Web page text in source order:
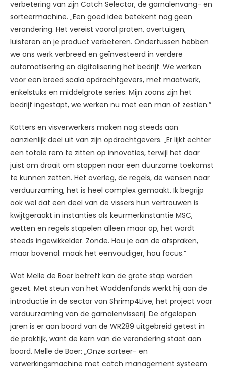
verbetering van zijn Catch Selector, de garnalenvang- en
sorteermachine. „Een goed idee betekent nog geen
verandering. Het vereist vooral praten, overtuigen,
luisteren en je product verbeteren. Ondertussen hebben
we ons werk verbreed en geïnvesteerd in verdere
automatisering en digitalisering het bedrijf. We werken
voor een breed scala opdrachtgevers, met maatwerk,
enkelstuks en middelgrote series. Mijn zoons zijn het
bedrijf ingestapt, we werken nu met een man of zestien.”
Kotters en visverwerkers maken nog steeds aan
aanzienlijk deel uit van zijn opdrachtgevers. „Er lijkt echter
een totale rem te zitten op innovaties, terwijl het daar
juist om draait om stappen naar een duurzame toekomst
te kunnen zetten. Het overleg, de regels, de wensen naar
verduurzaming, het is heel complex gemaakt. Ik begrijp
ook wel dat een deel van de vissers hun vertrouwen is
kwijtgeraakt in instanties als keurmerkinstantie MSC,
wetten en regels stapelen alleen maar op, het wordt
steeds ingewikkelder. Zonde. Hou je aan de afspraken,
maar bovenal: maak het eenvoudiger, hou focus.”
Wat Melle de Boer betreft kan de grote stap worden
gezet. Met steun van het Waddenfonds werkt hij aan de
introductie in de sector van Shrimp4Live, het project voor
verduurzaming van de garnalenvisserij. De afgelopen
jaren is er aan boord van de WR289 uitgebreid getest in
de praktijk, want de kern van de verandering staat aan
boord. Melle de Boer: „Onze sorteer- en
verwerkingsmachine met catch management systeem